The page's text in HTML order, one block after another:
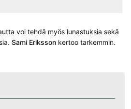
voi tehdä myös lunastuksia sekä
Sami Erikssonkertoo tarkemmin.